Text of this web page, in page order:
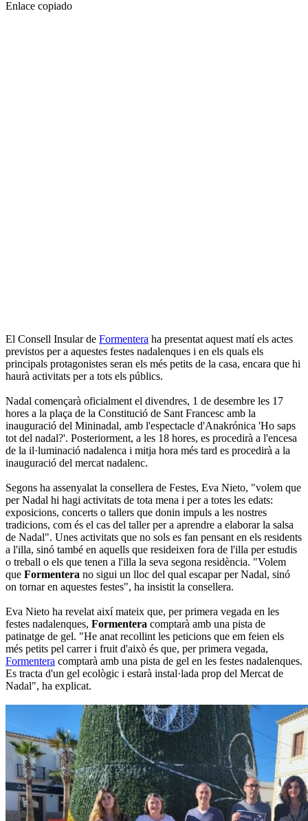
Enlace copiado
El Consell Insular de Formentera ha presentat aquest matí els actes
previstos per a aquestes festes nadalenques i en els quals els
principals protagonistes seran els més petits de la casa, encara que hi
haurà activitats per a tots els públics.
Nadal començarà oficialment el divendres, 1 de desembre les 17
hores a la plaça de la Constitució de Sant Francesc amb la
inauguració del Mininadal, amb l'espectacle d'Anakrónica 'Ho saps
tot del nadal?'. Posteriorment, a les 18 hores, es procedirà a l'encesa
de la il·luminació nadalenca i mitja hora més tard es procedirà a la
inauguració del mercat nadalenc.
Segons ha assenyalat la consellera de Festes, Eva Nieto, "volem que
per Nadal hi hagi activitats de tota mena i per a totes les edats:
exposicions, concerts o tallers que donin impuls a les nostres
tradicions, com és el cas del taller per a aprendre a elaborar la salsa
de Nadal". Unes activitats que no sols es fan pensant en els residents
a l'illa, sinó també en aquells que resideixen fora de l'illa per estudis
o treball o els que tenen a l'illa la seva segona residència. "Volem
que Formentera no sigui un lloc del qual escapar per Nadal, sinó
on tornar en aquestes festes", ha insistit la consellera.
Eva Nieto ha revelat així mateix que, per primera vegada en les
festes nadalenques, Formentera comptarà amb una pista de
patinatge de gel. "He anat recollint les peticions que em feien els
més petits pel carrer i fruit d'això és que, per primera vegada,
Formentera comptarà amb una pista de gel en les festes nadalenques.
Es tracta d'un gel ecològic i estarà instal·lada prop del Mercat de
Nadal", ha explicat.